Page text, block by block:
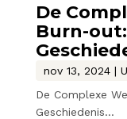
De
Burn-
nov 13, 2024|
De Complexe
Geschiedenis...